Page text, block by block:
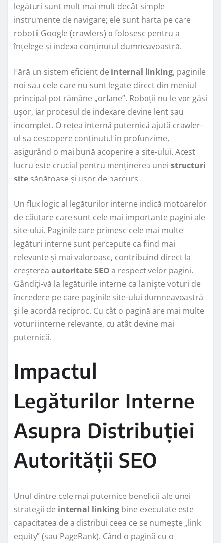
legături sunt mult mai mult decât simple
instrumente de navigare; ele sunt harta pe care
roboții Google (crawlers) o folosesc pentru a
înțelege și indexa conținutul dumneavoastră.
Fără un sistem eficient de internal linking, paginile
noi sau cele care nu sunt legate direct din meniul
principal pot rămâne „orfane”. Roboții nu le vor găsi
ușor, iar procesul de indexare devine lent sau
incomplet. O rețea internă puternică ajută crawler-
ul să descopere conținutul în profunzime,
asigurând o mai bună acoperire a site-ului. Acest
lucru este crucial pentru menținerea unei structuri
site sănătoase și ușor de parcurs.
Un flux logic al legăturilor interne indică motoarelor
de căutare care sunt cele mai importante pagini ale
site-ului. Paginile care primesc cele mai multe
legături interne sunt percepute ca fiind mai
relevante și mai valoroase, contribuind direct la
creșterea autoritate SEO a respectivelor pagini.
Gândiți-vă la legăturile interne ca la niște voturi de
încredere pe care paginile site-ului dumneavoastră
și le acordă reciproc. Cu cât o pagină are mai multe
voturi interne relevante, cu atât devine mai
puternică.
Impactul
Legăturilor Interne
Asupra Distribuției
Autorității SEO
Unul dintre cele mai puternice beneficii ale unei
strategii de internal linking bine executate este
capacitatea de a distribui ceea ce se numește „link
equity” (sau PageRank). Când o pagină cu o